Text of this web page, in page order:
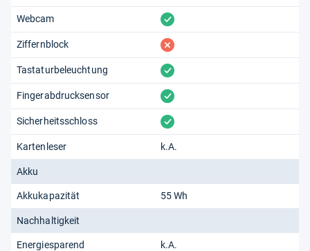
Webcam vorhanden
Ziffernblock fehlt
Tastaturbeleuchtung vorhanden
Fingerabdrucksensor vorhanden
Sicherheitsschloss vorhanden
Kartenleser k.A.
Akku
Akkukapazität 55 Wh
Nachhaltigkeit
Energiesparend k.A.